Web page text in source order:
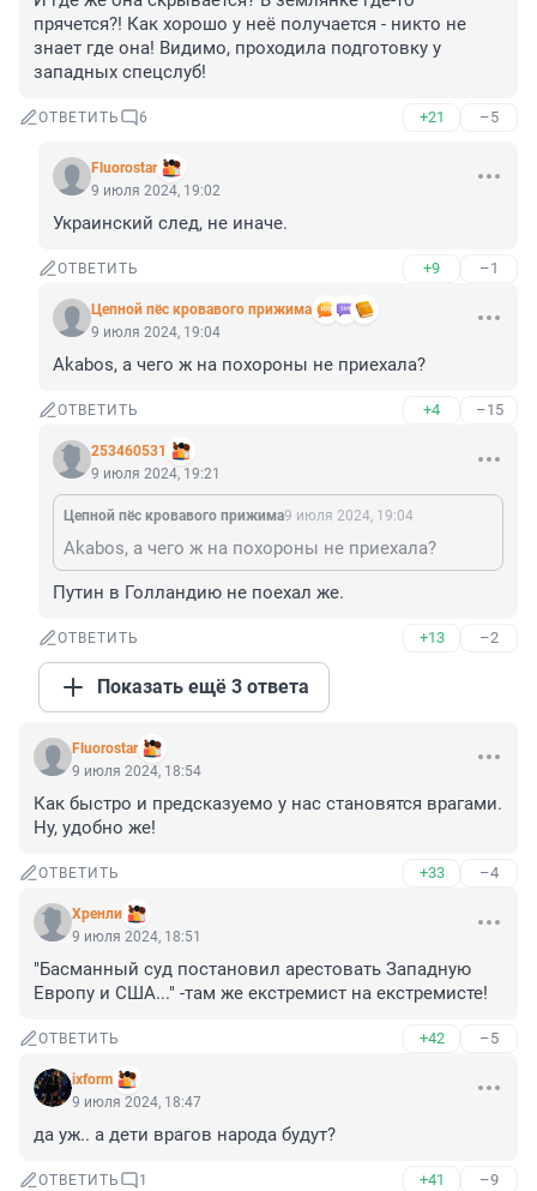
прячется?! Как хорошо у неё получается - никто не
знает где она! Видимо, проходила подготовку у
западных спецслуб!
ОТВЕТИТЬ 6 +21 –5
Fluorostar
9 июля 2024, 19:02
Украинский след, не иначе.
ОТВЕТИТЬ +9 –1
Цепной пёс кровавого прижима
9 июля 2024, 19:04
Akabos, а чего ж на похороны не приехала?
ОТВЕТИТЬ +4 –15
253460531
9 июля 2024, 19:21
Цепной пёс кровавого прижима9 июля 2024, 19:04
Akabos, а чего ж на похороны не приехала?
Путин в Голландию не поехал же.
ОТВЕТИТЬ +13 –2
Показать ещё 3 ответа
Fluorostar
9 июля 2024, 18:54
Как быстро и предсказуемо у нас становятся врагами.
Ну, удобно же!
ОТВЕТИТЬ +33 –4
Хренли
9 июля 2024, 18:51
"Басманный суд постановил арестовать Западную
Европу и США..." -там же екстремист на екстремисте!
ОТВЕТИТЬ +42 –5
ixform
9 июля 2024, 18:47
да уж.. а дети врагов народа будут?
ОТВЕТИТЬ 1 +41 –9